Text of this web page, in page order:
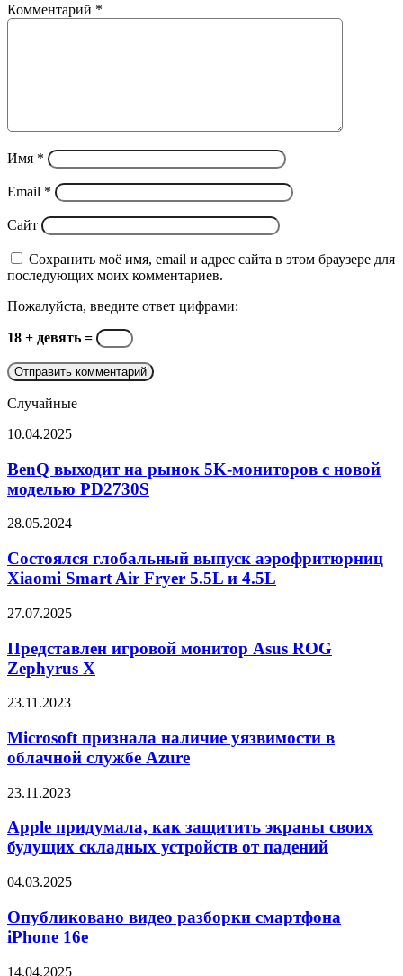
Комментарий *
Имя *
Email *
Сайт
Сохранить моё имя, email и адрес сайта в этом браузере для
последующих моих комментариев.
Пожалуйста, введите ответ цифрами:
18 + девять =
Случайные
BenQ
на
рынок
5K-
с
моделью
PD2730S
10.04.2025
BenQ выходит на рынок 5K-мониторов с новой
моделью PD2730S
Состоялся
выпуск
аэрофритюрниц
Xiaomi
Air
5.5L
и
28.05.2024
Состоялся глобальный выпуск аэрофритюрниц
Xiaomi Smart Air Fryer 5.5L и 4.5L
Представлен
монитор
Asus
ROG
X
27.07.2025
Представлен игровой монитор Asus ROG
Zephyrus X
Microsoft
наличие
уязвимости
в
службе
23.11.2023
Microsoft признала наличие уязвимости в
облачной службе Azure
Apple
как
защитить
экраны
будущих
устройств
от
23.11.2023
Apple придумала, как защитить экраны своих
будущих складных устройств от падений
Опубликовано
разборки
смартфона
iPhone
04.03.2025
Опубликовано видео разборки смартфона
iPhone 16e
Украинский
14.04.2025